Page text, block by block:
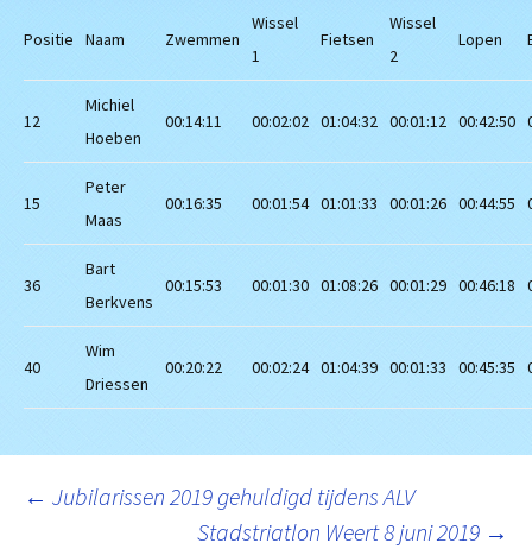
Positie Naam Zwemmen
Wissel
1
Fietsen
Wissel
2
Lopen
12
Michiel
Hoeben
00:14:11 00:02:02 01:04:32 00:01:12 00:42:50
15
Peter
Maas
00:16:35 00:01:54 01:01:33 00:01:26 00:44:55
36
Bart
Berkvens
00:15:53 00:01:30 01:08:26 00:01:29 00:46:18
40
Wim
Driessen
00:20:22 00:02:24 01:04:39 00:01:33 00:45:35
Berichtnavigatie
← Jubilarissen 2019 gehuldigd tijdens ALV
Stadstriatlon Weert 8 juni 2019 →